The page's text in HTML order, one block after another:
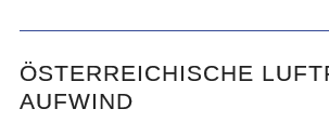
ÖSTERREICHISCHE
AUFWIND